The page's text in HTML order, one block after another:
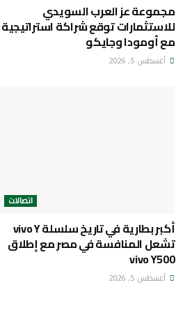
مجموعة عز العرب السويدي
للاستثمارات توقع شراكة استراتيجية
مع أومودا وجايكو
أغسطس 5, 2026
اتصالات
أكبر بطارية في تاريخ سلسلة vivo Y
تشعل المنافسة في مصر مع إطلاق
vivo Y500
أغسطس 5, 2026